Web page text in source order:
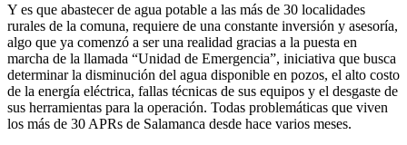
Y es que abastecer de agua potable a las más de 30 localidades
rurales de la comuna, requiere de una constante inversión y asesoría,
algo que ya comenzó a ser una realidad gracias a la puesta en
marcha de la llamada “Unidad de Emergencia”, iniciativa que busca
determinar la disminución del agua disponible en pozos, el alto costo
de la energía eléctrica, fallas técnicas de sus equipos y el desgaste de
sus herramientas para la operación. Todas problemáticas que viven
los más de 30 APRs de Salamanca desde hace varios meses.